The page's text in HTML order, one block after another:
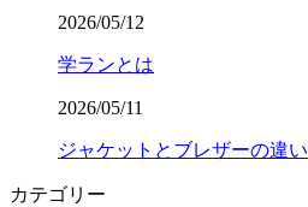
2026/05/12
学ランとは
2026/05/11
ジャケットとブレザーの違い
カテゴリー